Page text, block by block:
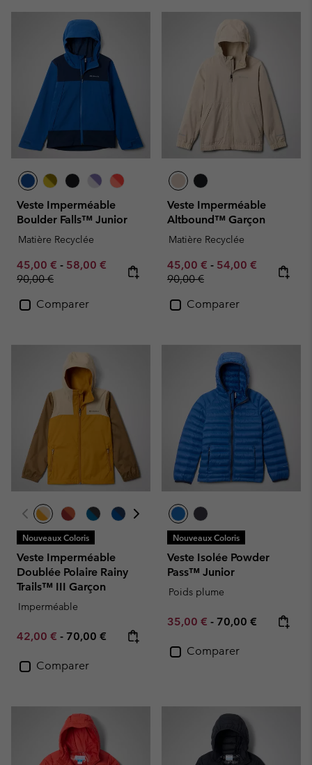
Veste Imperméable
Boulder Falls™ Junior
Matière Recyclée
Minimum sale price:
45,00 € - Maximum sale price:
58,00 € Regular price:
90,00 €
Comparer
Veste Imperméable
Altbound™ Garçon
Matière Recyclée
Minimum sale price:
45,00 € - Maximum sale
54,00 € Regular
90,00 €
Comparer
Nouveaux Coloris
Veste Imperméable
Doublée Polaire Rainy
Trails™ III Garçon
Imperméable
Minimum sale price:
42,00 € - Maximum price:
70,00 €
Comparer
Nouveaux Coloris
Veste Isolée Powder
Pass™ Junior
Poids plume
Minimum sale price:
35,00 € - Maximum price:
70,00 €
Comparer